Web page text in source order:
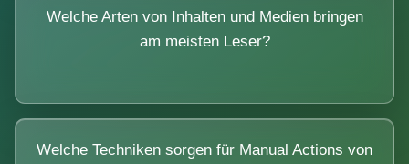
Welche Arten von Inhalten und Medien bringen
am meisten Leser?
Welche Techniken sorgen für Manual Actions von